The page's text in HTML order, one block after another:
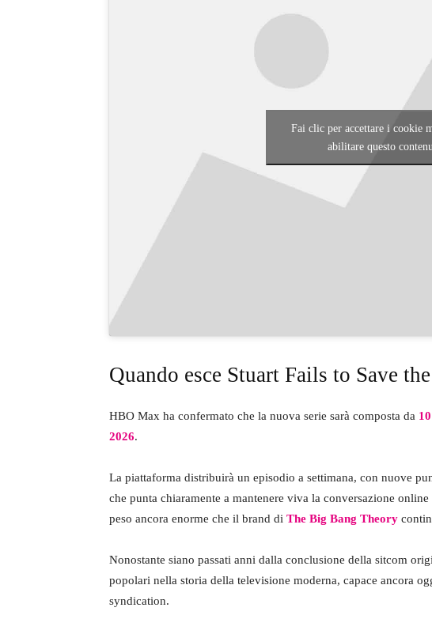
Fai clic per accettare i cookie
abilitare questo
Quando esce Stuart Fails to Save
HBO Max ha confermato che la nuova serie sarà composta da
2026.
La piattaforma distribuirà un episodio a settimana, con nuove
che punta chiaramente a mantenere viva la conversazione
peso ancora enorme che il brand di The Big Bang Theory
Nonostante siano passati anni dalla conclusione della sitcom
popolari nella storia della televisione moderna, capace ancora
syndication.